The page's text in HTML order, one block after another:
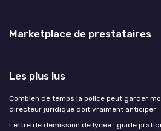
Marketplace de prestataires
Les plus lus
Combien de temps la police peut garder
directeur juridique doit vraiment anticiper
Lettre de demission de lycée : guide